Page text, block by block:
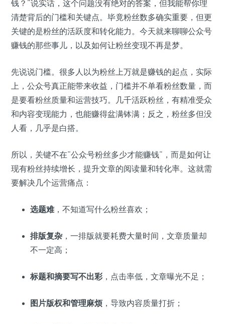
钱？”说实话，这个问题没有绝对的答案，但我能帮你理
清楚背后的门槛和关键点。毕竟粉丝数多确实重要，但更
关键的是粉丝的活跃度和转化能力。今天就来聊聊公众号
赚钱的那些事儿，以及如何让粉丝变现不再是梦。
先说说门槛。很多人以为粉丝上万就是赚钱的起点，实际
上，公众号真正能带来收益，门槛并不单看粉丝数量，而
是要看粉丝质量和运营技巧。几千活跃粉丝，有精准受众
和内容变现能力，也能赚得盆满钵满；反之，粉丝多但没
人看，几乎是白搭。
所以，关键不在“公众号粉丝多少才能赚钱”，而是如何让
现有粉丝持续增长，提升文章的阅读量和转化率。这就需
要解决几个运营痛点：
选题难，不知道写什么粉丝喜欢；
排版复杂 ，一排版就要耗费大量时间，文章质量却
不一定高；
标题和摘要写不出彩 ，点击率低，文章曝光不足；
图片版权和管理麻烦，导致内容质量打折；